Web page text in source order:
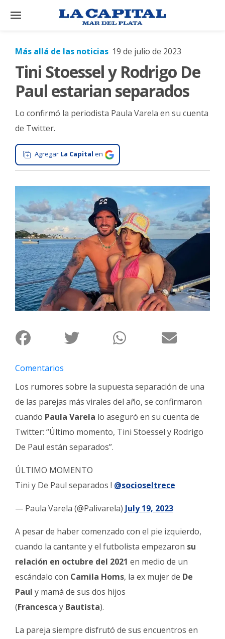
×
País
Mundo
La
Zona
Cultura
Gastronomía
Salud
Interés
General
La
Ciudad
Deportes
Espectáculos
de
Familia
Clasificados
Más allá de las noticias 19 de julio de 2023
Tini Stoessel y Rodrigo De
Paul estarian separados
Lo confirmó la periodista Paula Varela en su cuenta
de Twitter.
Agregar La Capital en
Comentarios
Los rumores sobre la supuesta separación de una
de las parejas más virales del año, se confirmaron
cuando Paula Varela lo aseguró en su cuenta de
Twitter: “Último momento, Tini Stoessel y Rodrigo
De Paul están separados”.
ÚLTIMO MOMENTO
Tini y De Paul separados ! @socioseltrece
— Paula Varela (@Palivarela) July 19, 2023
A pesar de haber comenzado con el pie izquierdo,
cuando la cantante y el futbolista empezaron su
relación en octubre del 2021 en medio de un
escándalo con Camila Homs, la ex mujer de De
Paul y mamá de sus dos hijos
(Francesca y Bautista).
La pareja siempre disfrutó de sus encuentros en